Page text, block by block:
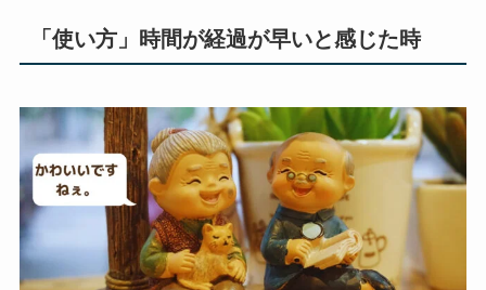
「使い方」時間が経過が早いと感じた時